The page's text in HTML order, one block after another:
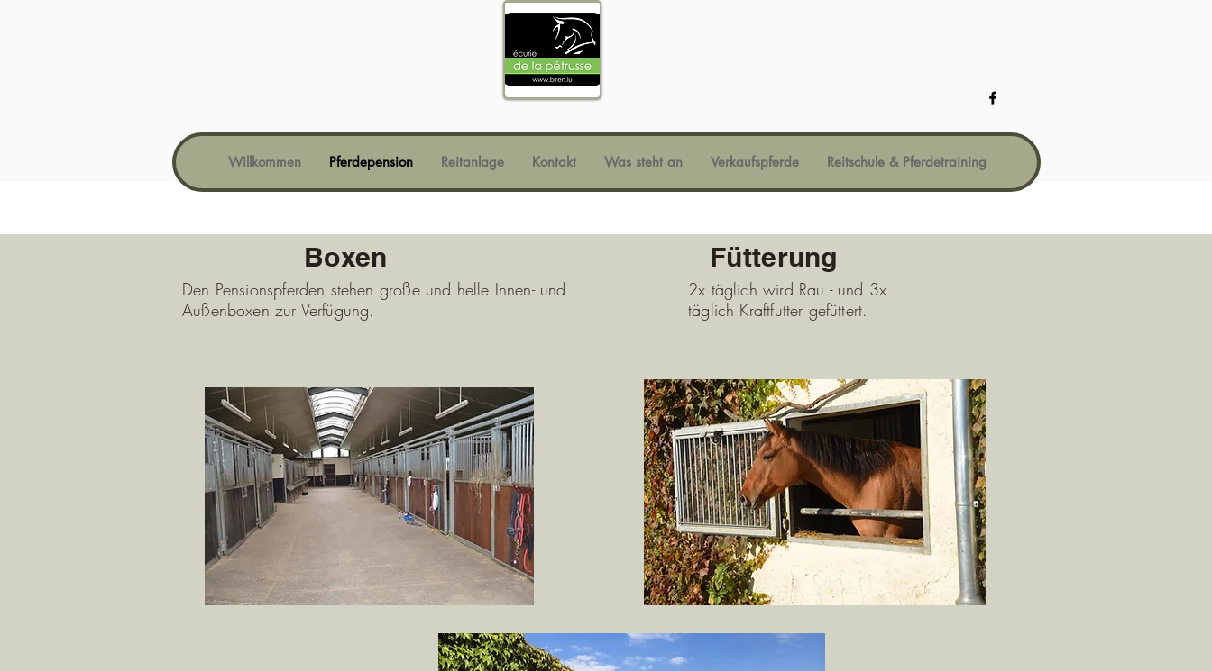
Willkommen Pferdepension Reitanlage Kontakt Was steht an Verkaufspferde Reitschule & Pferdetraining
Boxen
Den Pensionspferden stehen große und helle Innen- und
Außenboxen zur Verfügung.
Fütterung
2x täglich wird Rau - und 3x
täglich Kraftfutter gefüttert.